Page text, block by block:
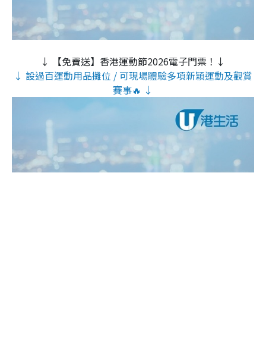
↓ 【免費送】香港運動節2026電子門票！↓
↓ 設過百運動用品攤位 / 可現場體驗多項新穎運動及觀賞
賽事🔥 ↓